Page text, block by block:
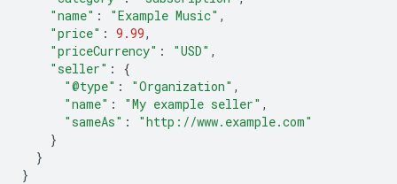
"name" : "Example Music" ,
"price" : 9.99,
"priceCurrency" : "USD" ,
"seller" :
{
"@type" : "Organization" ,
"name" : "My example seller" ,
"sameAs" :
"http://www.example.com"
}
}
}